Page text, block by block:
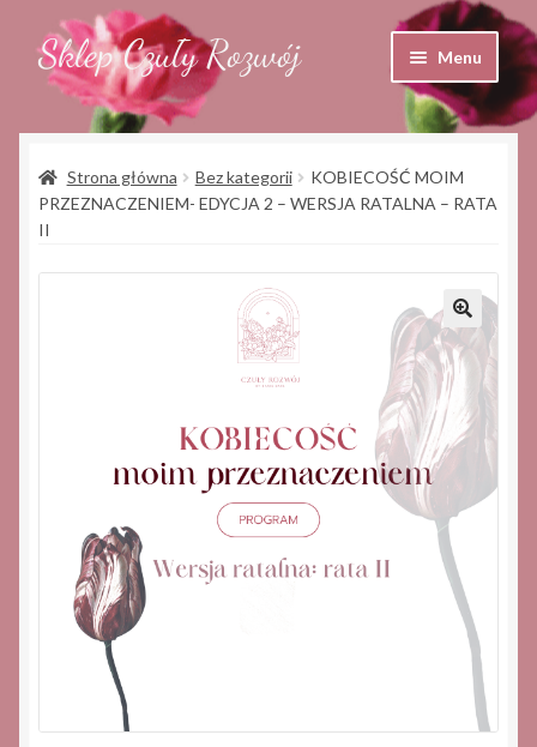
Przejdź
do
nawigacji
Przejdź
do
treści
Sklep Czuły Rozwój Menu
Koszyk
Moje konto
Strona główna Bez kategorii
KOBIECOŚĆ MOIM
PRZEZNACZENIEM- EDYCJA 2 – WERSJA RATALNA – RATA
II